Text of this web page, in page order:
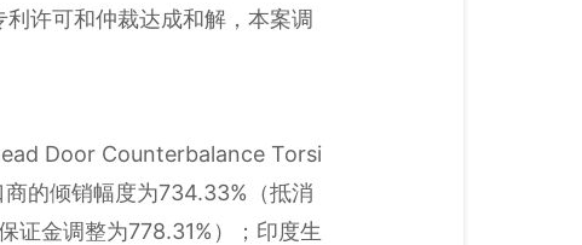
许可和仲裁达成和解，本案调
Door Counterbalance Torsi
的倾销幅度为734.33%（抵消
证金调整为778.31%）；印度生